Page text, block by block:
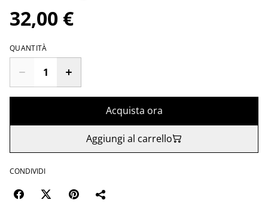
32,00 €
QUANTITÀ
Acquista ora
Aggiungi al carrello
CONDIVIDI